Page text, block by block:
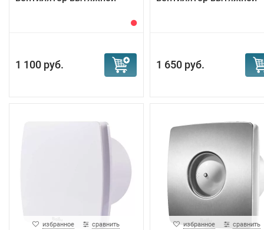
1 100 руб. 1 650 руб.
избранное сравнить избранное сравнить